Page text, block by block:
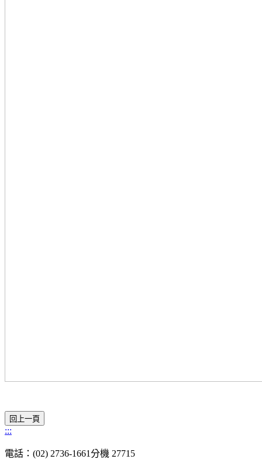
:::
電話：(02) 2736-1661分機 27715